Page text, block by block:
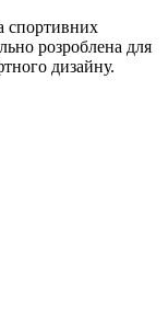
спортивних
розроблена для
дизайну.